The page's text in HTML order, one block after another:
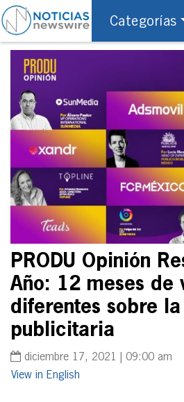
Categorías
PRODU Opinión
Año: 12 meses de
diferentes sobre
publicitaria
diciembre 17, 2021 | 09:00 am
English